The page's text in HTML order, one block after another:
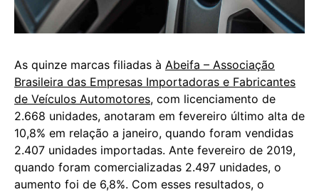
As quinze marcas filiadas à Abeifa – Associação
Brasileira das Empresas Importadoras e Fabricantes
de Veículos Automotores, com licenciamento de
2.668 unidades, anotaram em fevereiro último alta de
10,8% em relação a janeiro, quando foram vendidas
2.407 unidades importadas. Ante fevereiro de 2019,
quando foram comercializadas 2.497 unidades, o
aumento foi de 6,8%. Com esses resultados, o